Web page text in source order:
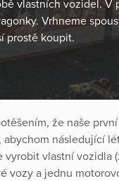
vlastních vozidel. V
Vrhneme
prostě koupit.
že naše
následující
vlastní vozidla
vozy a jednu